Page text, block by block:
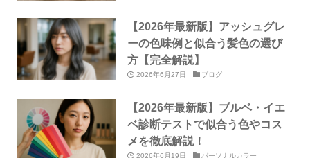
【2026年最新版】アッシュグレ
ーの色味例と似合う髪色の選び
方【完全解説】
2026年6月27日 ブログ
【2026年最新版】ブルベ・イエ
ベ診断テストで似合う色やコス
メを徹底解説！
2026年6月19日 パーソナルカラー